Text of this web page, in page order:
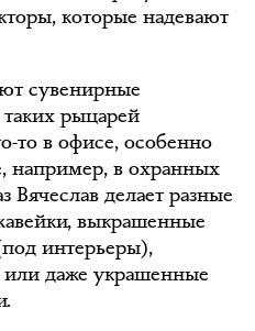
которые надевают
сувенирные
таких рыцарей
то в офисе, особенно
например, в охранных
Вячеслав делает разные
выкрашенные
интерьеры),
даже украшенные